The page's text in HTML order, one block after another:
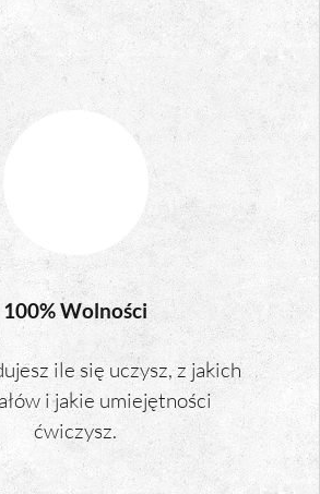
100% Wolności
ile się uczysz, z jakich
i jakie umiejętności
ćwiczysz.